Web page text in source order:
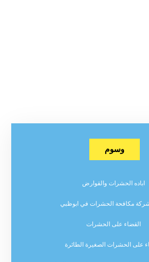
وسوم
اباده الحشرات والقوارض
مكافحة الحشرات في ابوظبي
القضاء على الحشرات
على الحشرات الصغيرة الطائرة